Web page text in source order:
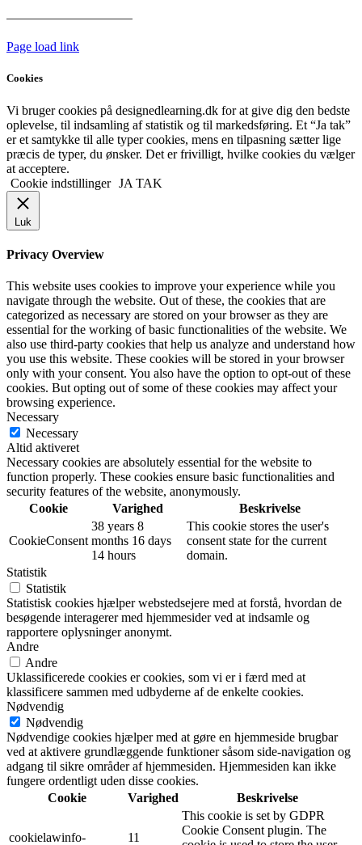
Page load link
Cookies
Vi bruger cookies på designedlearning.dk for at give dig den bedste
oplevelse, til indsamling af statistik og til markedsføring. Et “Ja tak”
er et samtykke til alle typer cookies, mens en tilpasning sætter lige
præcis de typer, du ønsker. Det er frivilligt, hvilke cookies du vælger
at acceptere.
Cookie indstillinger JA TAK
Luk
Privacy Overview
This website uses cookies to improve your experience while you
navigate through the website. Out of these, the cookies that are
categorized as necessary are stored on your browser as they are
essential for the working of basic functionalities of the website. We
also use third-party cookies that help us analyze and understand how
you use this website. These cookies will be stored in your browser
only with your consent. You also have the option to opt-out of these
cookies. But opting out of some of these cookies may affect your
browsing experience.
Necessary
Necessary
Altid aktiveret
Necessary cookies are absolutely essential for the website to
function properly. These cookies ensure basic functionalities and
security features of the website, anonymously.
Cookie
Varighed Beskrivelse
CookieConsent
38 years 8
months 16 days
14 hours
This cookie stores the user's
consent state for the current
domain.
Statistik
Statistik
Statistisk cookies hjælper webstedsejere med at forstå, hvordan de
besøgende interagerer med hjemmesider ved at indsamle og
rapportere oplysninger anonymt.
Andre
Andre
Uklassificerede cookies er cookies, som vi er i færd med at
klassificere sammen med udbyderne af de enkelte cookies.
Nødvendig
Nødvendig
Nødvendige cookies hjælper med at gøre en hjemmeside brugbar
ved at aktivere grundlæggende funktioner såsom side-navigation og
adgang til sikre områder af hjemmesiden. Hjemmesiden kan ikke
fungere ordentligt uden disse cookies.
Cookie
Varighed Beskrivelse
cookielawinfo- 11
This cookie is set by GDPR
Cookie Consent plugin. The